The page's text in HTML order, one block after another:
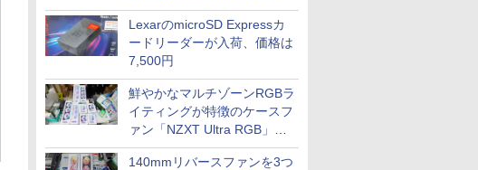
LexarのmicroSD Expressカ
ードリーダーが入荷、価格は
7,500円
鮮やかなマルチゾーンRGBラ
イティングが特徴のケースフ
ァン「NZXT Ultra RGB」が
発売、計8製品
140mmリバースファンを3つ